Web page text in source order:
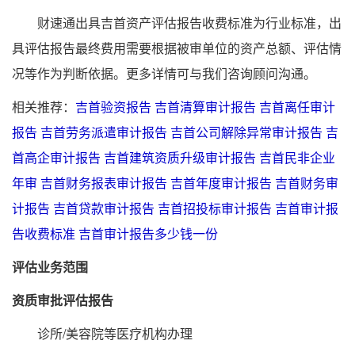
财速通出具吉首资产评估报告收费标准为行业标准，出
具评估报告最终费用需要根据被审单位的资产总额、评估情
况等作为判断依据。更多详情可与我们咨询顾问沟通。
相关推荐： 吉首验资报告 吉首清算审计报告 吉首离任审计
报告 吉首劳务派遣审计报告 吉首公司解除异常审计报告 吉
首高企审计报告 吉首建筑资质升级审计报告 吉首民非企业
年审 吉首财务报表审计报告 吉首年度审计报告 吉首财务审
计报告 吉首贷款审计报告 吉首招投标审计报告 吉首审计报
告收费标准 吉首审计报告多少钱一份
评估业务范围
资质审批评估报告
诊所/美容院等医疗机构办理